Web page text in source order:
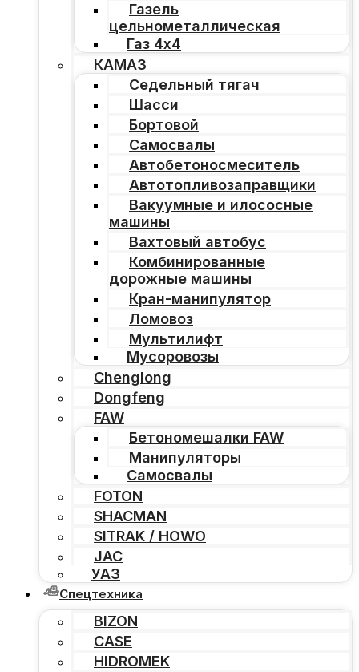
Газель
цельнометаллическая
Газ 4х4
КАМАЗ
Седельный тягач
Шасси
Бортовой
Самосвалы
Автобетоносмеситель
Автотопливозаправщики
Вакуумные и илососные
машины
Вахтовый автобус
Комбинированные
дорожные машины
Кран-манипулятор
Ломовоз
Мультилифт
Мусоровозы
Chenglong
Dongfeng
FAW
Бетономешалки FAW
Манипуляторы
Самосвалы
FOTON
SHACMAN
SITRAK / HOWO
JAC
УАЗ
Спецтехника
BIZON
CASE
HIDROMEK